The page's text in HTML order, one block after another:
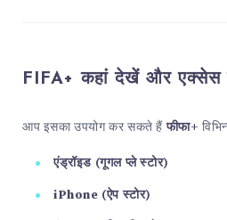
FIFA+ कहां देखें और एक्सेस
आप इसका उपयोग कर सकते हैंफीफा+
एंड्रॉइड (गूगल प्ले स्टोर)
iPhone (ऐप स्टोर)